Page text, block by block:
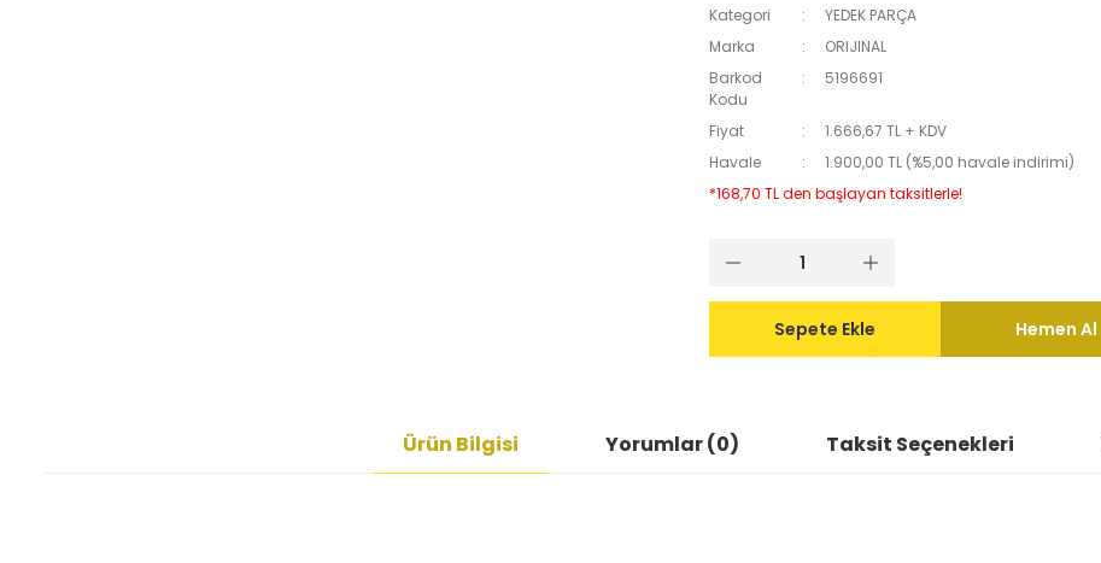
Kategori
YEDEK PARÇA
Marka
ORIJINAL
Barkod
Kodu
5196691
Fiyat
1.666,67 TL + KDV
Havale
1.900,00 TL (%5,00 havale indirimi)
*168,70 TL den başlayan taksitlerle!
Sepete Ekle Hemen Al
Ürün Bilgisi Yorumlar (0) Taksit Seçenekleri